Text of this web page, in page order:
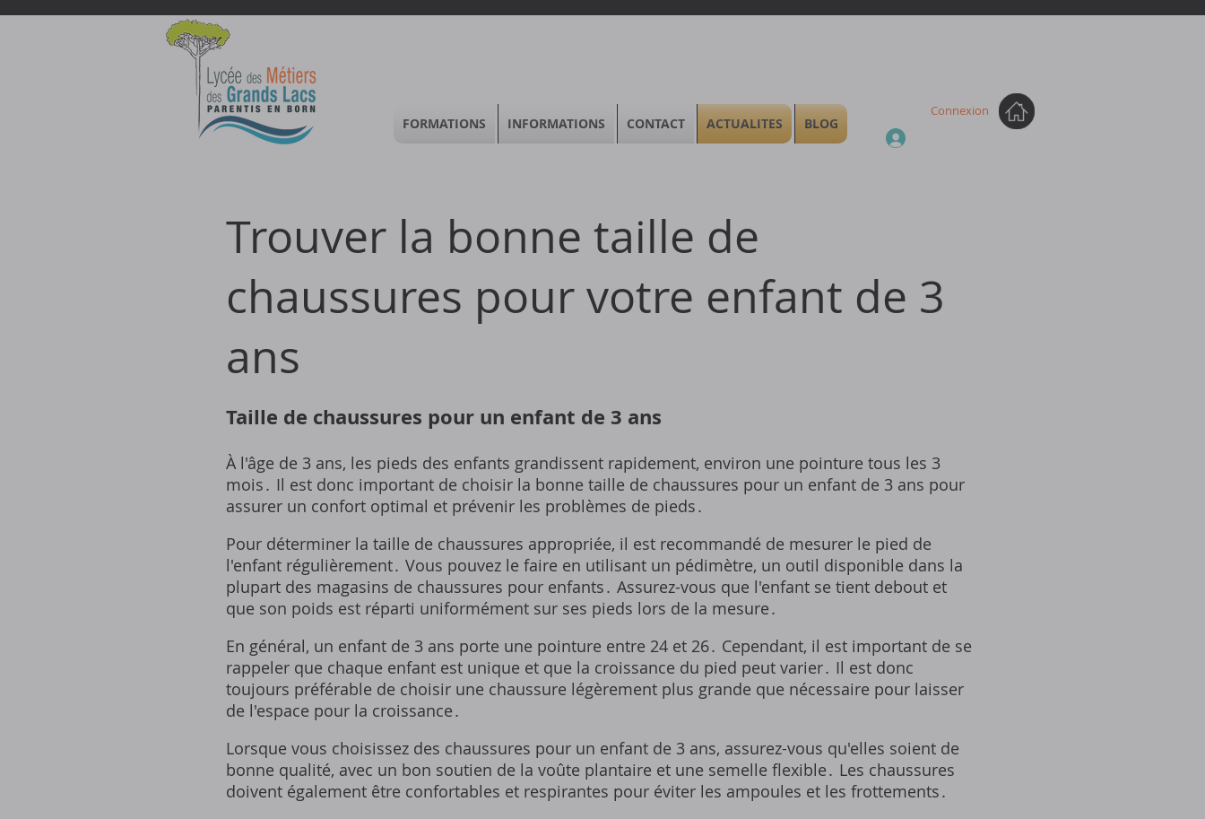
Connexion
Trouver la bonne taille de
chaussures pour votre enfant de 3
ans
Taille de chaussures pour un enfant de 3 ans
À l'âge de 3 ans, les pieds des enfants grandissent rapidement, environ une pointure tous les 3
mois․ Il est donc important de choisir la bonne taille de chaussures pour un enfant de 3 ans pour
assurer un confort optimal et prévenir les problèmes de pieds․
Pour déterminer la taille de chaussures appropriée, il est recommandé de mesurer le pied de
l'enfant régulièrement․ Vous pouvez le faire en utilisant un pédimètre, un outil disponible dans la
plupart des magasins de chaussures pour enfants․ Assurez-vous que l'enfant se tient debout et
que son poids est réparti uniformément sur ses pieds lors de la mesure․
En général, un enfant de 3 ans porte une pointure entre 24 et 26․ Cependant, il est important de se
rappeler que chaque enfant est unique et que la croissance du pied peut varier․ Il est donc
toujours préférable de choisir une chaussure légèrement plus grande que nécessaire pour laisser
de l'espace pour la croissance․
Lorsque vous choisissez des chaussures pour un enfant de 3 ans, assurez-vous qu'elles soient de
bonne qualité, avec un bon soutien de la voûte plantaire et une semelle flexible․ Les chaussures
doivent également être confortables et respirantes pour éviter les ampoules et les frottements․
FORMATIONS INFORMATIONS CONTACT ACTUALITES BLOG